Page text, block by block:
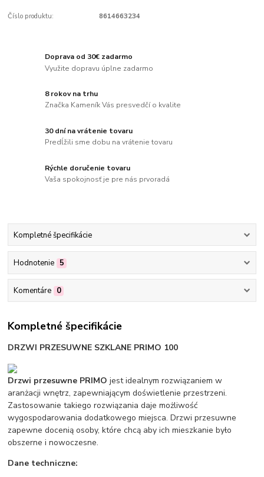
Číslo produktu: 8614663234
Doprava od 30€ zadarmo
Využite dopravu úplne zadarmo
8 rokov na trhu
Značka Kameník Vás presvedčí o kvalite
30 dní na vrátenie tovaru
Predĺžili sme dobu na vrátenie tovaru
Rýchle doručenie tovaru
Vaša spokojnosť je pre nás prvoradá
Kompletné špecifikácie
Hodnotenie 5
Komentáre 0
Kompletné špecifikácie
DRZWI PRZESUWNE SZKLANE PRIMO 100
Drzwi przesuwne PRIMO jest idealnym rozwiązaniem w
aranżacji wnętrz, zapewniającym doświetlenie przestrzeni.
Zastosowanie takiego rozwiązania daje możliwość
wygospodarowania dodatkowego miejsca. Drzwi przesuwne
zapewne docenią osoby, które chcą aby ich mieszkanie było
obszerne i nowoczesne.
Dane techniczne: